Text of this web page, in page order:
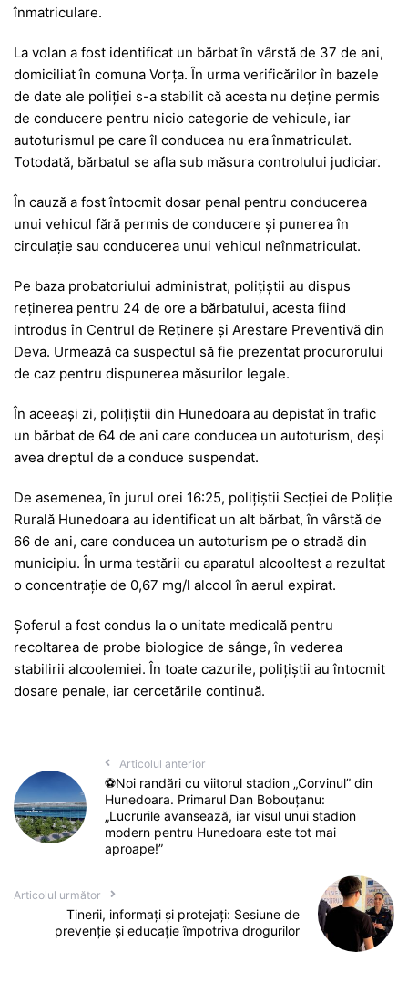
înmatriculare.
La volan a fost identificat un bărbat în vârstă de 37 de ani,
domiciliat în comuna Vorța. În urma verificărilor în bazele
de date ale poliției s-a stabilit că acesta nu deține permis
de conducere pentru nicio categorie de vehicule, iar
autoturismul pe care îl conducea nu era înmatriculat.
Totodată, bărbatul se afla sub măsura controlului judiciar.
În cauză a fost întocmit dosar penal pentru conducerea
unui vehicul fără permis de conducere și punerea în
circulație sau conducerea unui vehicul neînmatriculat.
Pe baza probatoriului administrat, polițiștii au dispus
reținerea pentru 24 de ore a bărbatului, acesta fiind
introdus în Centrul de Reținere și Arestare Preventivă din
Deva. Urmează ca suspectul să fie prezentat procurorului
de caz pentru dispunerea măsurilor legale.
În aceeași zi, polițiștii din Hunedoara au depistat în trafic
un bărbat de 64 de ani care conducea un autoturism, deși
avea dreptul de a conduce suspendat.
De asemenea, în jurul orei 16:25, polițiștii Secției de Poliție
Rurală Hunedoara au identificat un alt bărbat, în vârstă de
66 de ani, care conducea un autoturism pe o stradă din
municipiu. În urma testării cu aparatul alcooltest a rezultat
o concentrație de 0,67 mg/l alcool în aerul expirat.
Șoferul a fost condus la o unitate medicală pentru
recoltarea de probe biologice de sânge, în vederea
stabilirii alcoolemiei. În toate cazurile, polițiștii au întocmit
dosare penale, iar cercetările continuă.
Articolul anterior
⚽Noi randări cu viitorul stadion „Corvinul” din
Hunedoara. Primarul Dan Bobouțanu:
„Lucrurile avansează, iar visul unui stadion
modern pentru Hunedoara este tot mai
aproape!”
Articolul următor
Tinerii, informați și protejați: Sesiune de
prevenție și educație împotriva drogurilor